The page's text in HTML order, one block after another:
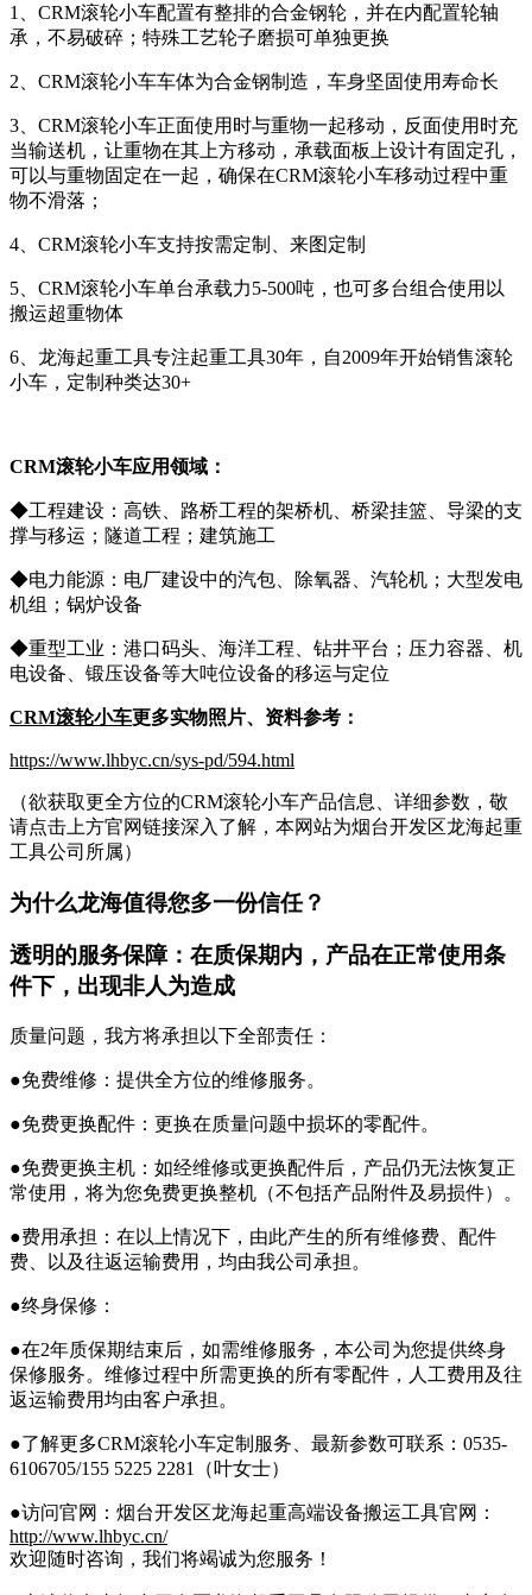
1、CRM滚轮小车配置有整排的合金钢轮，并在内配置轮轴
承，不易破碎；特殊工艺轮子磨损可单独更换
2、CRM滚轮小车车体为合金钢制造，车身坚固使用寿命长
3、CRM滚轮小车正面使用时与重物一起移动，反面使用时充
当输送机，让重物在其上方移动，承载面板上设计有固定孔，
可以与重物固定在一起，确保在CRM滚轮小车移动过程中重
物不滑落；
4、CRM滚轮小车支持按需定制、来图定制
5、CRM滚轮小车单台承载力5-500吨，也可多台组合使用以
搬运超重物体
6、龙海起重工具专注起重工具30年，自2009年开始销售滚轮
小车，定制种类达30+
CRM滚轮小车应用领域：
◆工程建设：高铁、路桥工程的架桥机、桥梁挂篮、导梁的支
撑与移运；隧道工程；建筑施工
◆电力能源：电厂建设中的汽包、除氧器、汽轮机；大型发电
机组；锅炉设备
◆重型工业：港口码头、海洋工程、钻井平台；压力容器、机
电设备、锻压设备等大吨位设备的移运与定位
CRM滚轮小车更多实物照片、资料参考：
https://www.lhbyc.cn/sys-pd/594.html
（欲获取更全方位的CRM滚轮小车产品信息、详细参数，敬
请点击上方官网链接深入了解，本网站为烟台开发区龙海起重
工具公司所属）
为什么龙海值得您多一份信任？
透明的服务保障：在质保期内，产品在正常使用条
件下，出现非人为造成
质量问题，我方将承担以下全部责任：
●免费维修：提供全方位的维修服务。
●免费更换配件：更换在质量问题中损坏的零配件。
●免费更换主机：如经维修或更换配件后，产品仍无法恢复正
常使用，将为您免费更换整机（不包括产品附件及易损件）。
●费用承担：在以上情况下，由此产生的所有维修费、配件
费、以及往返运输费用，均由我公司承担。
●终身保修：
●在2年质保期结束后，如需维修服务，本公司为您提供终身
保修服务。维修过程中所需更换的所有零配件，人工费用及往
返运输费用均由客户承担。
●了解更多CRM滚轮小车定制服务、最新参数可联系：0535-
6106705/155 5225 2281（叶女士）
●访问官网：烟台开发区龙海起重高端设备搬运工具官网：
http://www.lhbyc.cn/
欢迎随时咨询，我们将竭诚为您服务！